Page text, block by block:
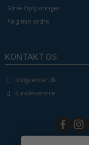
Mine Oplysninger
Følg min ordre
KONTAKT OS
Boligcenter.dk
Kundeservice